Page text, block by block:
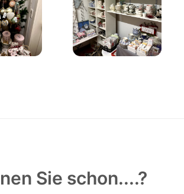
Sie schon....?